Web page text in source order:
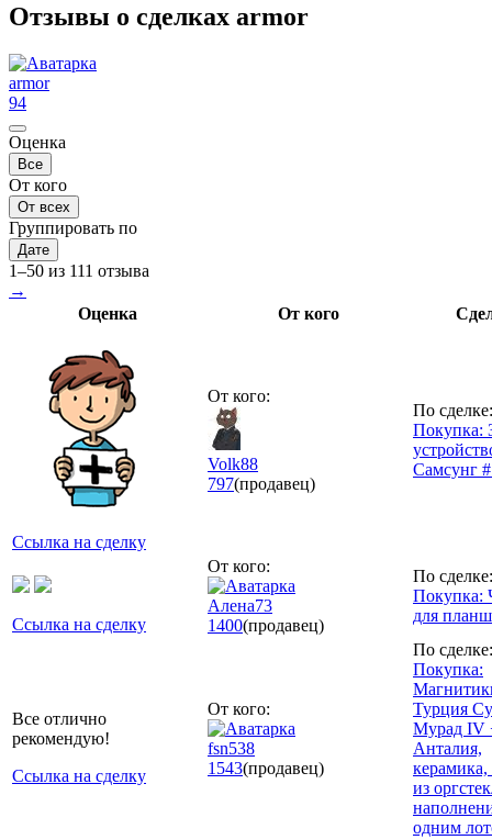
Отзывы о сделках armor
armor
94
Оценка
Все
От кого
От всех
Группировать по
Дате
1–50 из 111 отзыва
→
Оценка
От кого
Ссылка на сделку
От кого:
Volk88
797(продавец)
По сделке:
Покупка:
Самсунг
Ссылка на сделку
От кого:
Алена73
1400(продавец)
По сделке:
Покупка:
для
Все отлично
рекомендую!
Ссылка на сделку
От кого:
fsn538
1543(продавец)
По сделке:
Покупка:
Турция
Мурад IV
Анталия,
из
одним